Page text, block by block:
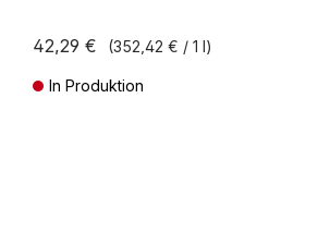
42,29 € (352,42 € / 1 l)
In Produktion